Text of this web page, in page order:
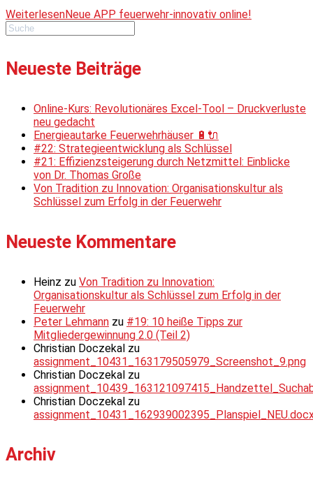
WeiterlesenNeue APP feuerwehr-innovativ online!
Neueste Beiträge
Online-Kurs: Revolutionäres Excel-Tool – Druckverluste
neu gedacht
Energieautarke Feuerwehrhäuser 🔋🔌
#22: Strategieentwicklung als Schlüssel
#21: Effizienzsteigerung durch Netzmittel: Einblicke
von Dr. Thomas Große
Von Tradition zu Innovation: Organisationskultur als
Schlüssel zum Erfolg in der Feuerwehr
Neueste Kommentare
Heinz zu Von Tradition zu Innovation:
Organisationskultur als Schlüssel zum Erfolg in der
Feuerwehr
Peter Lehmann zu #19: 10 heiße Tipps zur
Mitgliedergewinnung 2.0 (Teil 2)
Christian Doczekal zu
assignment_10431_163179505979_Screenshot_9.png
Christian Doczekal zu
Christian Doczekal zu
Archiv